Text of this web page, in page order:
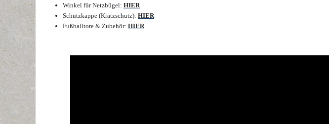
Winkel für Netzbügel: HIER
Schutzkappe (Kratzschutz): HIER
Fußballtore & Zubehör: HIER